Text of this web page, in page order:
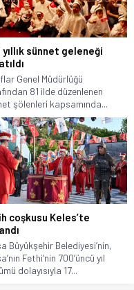
yıllık sünnet geleneği
Genel Müdürlüğü
81 ilde düzenlenen
şölenleri kapsamında...
coşkusu Keles’te
Büyükşehir Belediyesi’nin,
Fethi’nin 700’üncü yıl
dolayısıyla 17...